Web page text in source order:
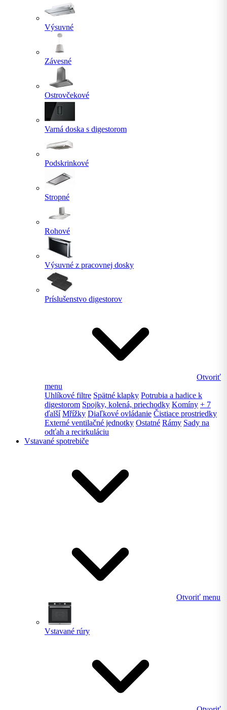
Výsuvné
Závesné
Ostrovčekové
Varná doska s digestorom
Podskrinkové
Stropné
Rohové
Výsuvné z pracovnej dosky
Príslušenstvo digestorov
Otvoriť
menu
Uhlíkové filtre Spätné klapky Potrubia a hadice k
digestorom Spojky, kolená, priechodky Komíny + 7
ďalší Mřížky Diaľkové ovládanie Čistiace prostriedky
Externé ventilačné jednotky Ostatné Rámy Sady na
odťah a recirkuláciu
Vstavané spotrebiče
Otvoriť menu
Vstavané rúry